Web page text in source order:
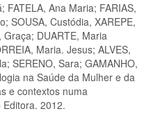
FATELA, Ana Maria; FARIAS,
SOUSA, Custódia, XAREPE,
Graça; DUARTE, Maria
Maria. Jesus; ALVES,
SERENO, Sara; GAMANHO,
na Saúde da Mulher e da
e contextos numa
2012.